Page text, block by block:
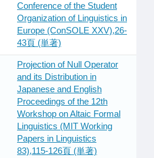
Conference of the Student
Organization of Linguistics in
Europe (ConSOLE XXV),26-
43頁 (単著)
Projection of Null Operator
and its Distribution in
Japanese and English
Proceedings of the 12th
Workshop on Altaic Formal
Linguistics (MIT Working
Papers in Linguistics
83),115-126頁 (単著)